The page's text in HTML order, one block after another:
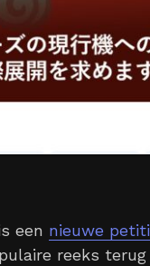
een nieuwe
reeks